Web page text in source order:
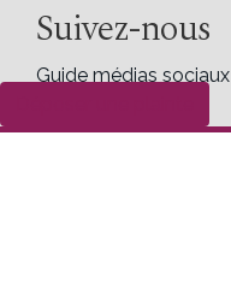
Suivez-nous
Guide médias sociaux